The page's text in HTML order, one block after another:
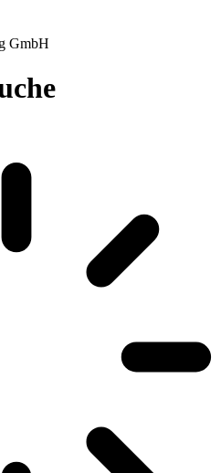
GmbH